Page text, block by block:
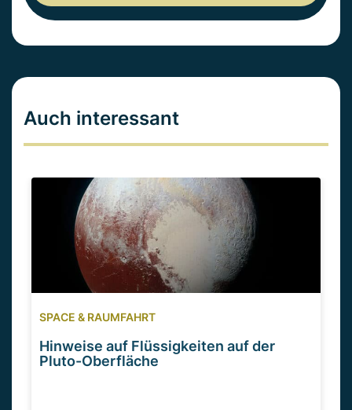
Auch interessant
SPACE & RAUMFAHRT
Hinweise auf Flüssigkeiten auf der
Pluto-Oberfläche